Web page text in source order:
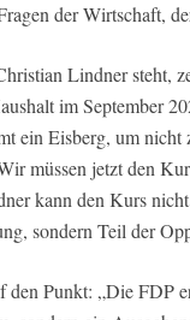
der Wirtschaft,
Lindner steht,
im September
ein Eisberg, um nicht
müssen jetzt den
kann den Kurs
sondern Teil der
den Punkt: „Die FDP